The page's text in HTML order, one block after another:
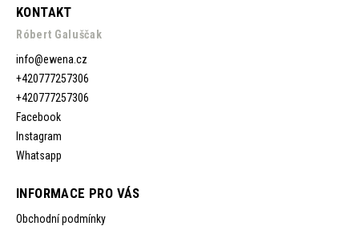
KONTAKT
Róbert Galuščak
info@ewena.cz
+420777257306
+420777257306
Facebook
Instagram
Whatsapp
INFORMACE PRO VÁS
Obchodní podmínky